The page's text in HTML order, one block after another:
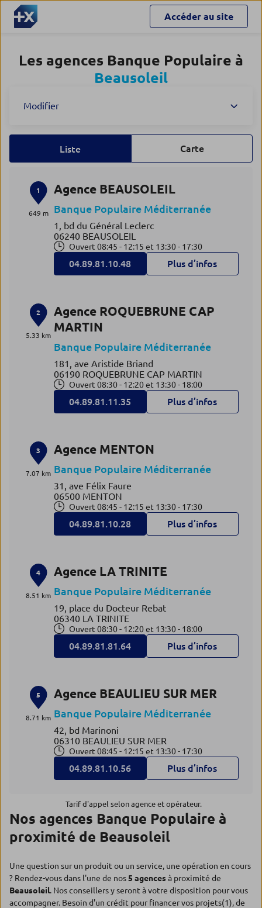
Accéder au site
Les agences Banque Populaire à
Beausoleil
Modifier
Liste Carte
1
649 m
Agence BEAUSOLEIL
Banque Populaire Méditerranée
1, bd du Général Leclerc
06240 BEAUSOLEIL
Ouvert 08:45 - 12:15 et 13:30 - 17:30
04.89.81.10.48 Plus d’infos
2
5.33 km
Agence ROQUEBRUNE CAP
MARTIN
Banque Populaire Méditerranée
181, ave Aristide Briand
06190 ROQUEBRUNE CAP MARTIN
Ouvert 08:30 - 12:20 et 13:30 - 18:00
04.89.81.11.35 Plus d’infos
3
7.07 km
Agence MENTON
Banque Populaire Méditerranée
31, ave Félix Faure
06500 MENTON
Ouvert 08:45 - 12:15 et 13:30 - 17:30
04.89.81.10.28 Plus d’infos
4
8.51 km
Agence LA TRINITE
Banque Populaire Méditerranée
19, place du Docteur Rebat
06340 LA TRINITE
Ouvert 08:30 - 12:20 et 13:30 - 18:00
04.89.81.81.64 Plus d’infos
5
8.71 km
Agence BEAULIEU SUR MER
Banque Populaire Méditerranée
42, bd Marinoni
06310 BEAULIEU SUR MER
Ouvert 08:45 - 12:15 et 13:30 - 17:30
04.89.81.10.56 Plus d’infos
Tarif d'appel selon agence et opérateur.
Nos agences Banque Populaire à
proximité de Beausoleil
Une question sur un produit ou un service, une opération en cours
? Rendez-vous dans l'une de nos5 agencesà proximité de
Beausoleil. Nos conseillers y seront à votre disposition pour vous
accompagner. Besoin d'un crédit pour financer vos projets(1), de